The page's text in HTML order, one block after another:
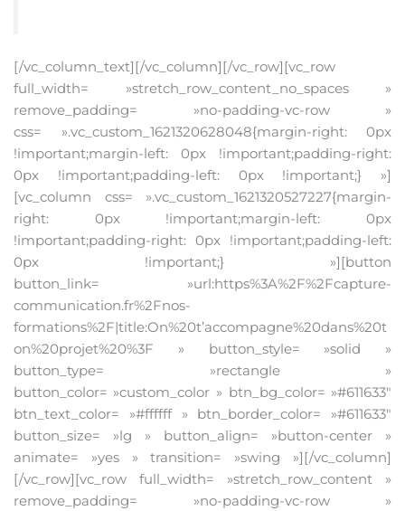
[/vc_column_text][/vc_column][/vc_row][vc_row
full_width= »stretch_row_content_no_spaces »
remove_padding= »no-padding-vc-row »
css= ».vc_custom_1621320628048{margin-right: 0px
!important;margin-left: 0px !important;padding-right:
0px !important;padding-left: 0px !important;} »]
[vc_column css= ».vc_custom_1621320527227{margin-
right: 0px !important;margin-left: 0px
!important;padding-right: 0px !important;padding-left:
0px !important;} »][button
button_link= »url:https%3A%2F%2Fcapture-
communication.fr%2Fnos-
formations%2F|title:On%20t’accompagne%20dans%20t
on%20projet%20%3F » button_style= »solid »
button_type= »rectangle »
button_color= »custom_color » btn_bg_color= »#611633″
btn_text_color= »#ffffff » btn_border_color= »#611633″
button_size= »lg » button_align= »button-center »
animate= »yes » transition= »swing »][/vc_column]
[/vc_row][vc_row full_width= »stretch_row_content »
remove_padding= »no-padding-vc-row »